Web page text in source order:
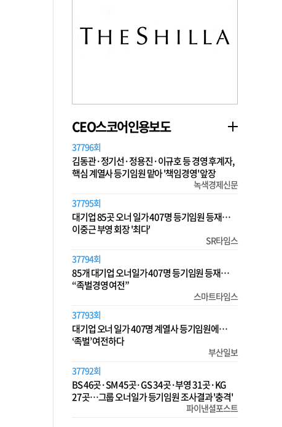
CEO스코어인용보도
37796회
김동관·정기선·정용진·이규호 등 경영 후계자,
핵심 계열사 등기임원 맡아 '책임경영' 앞장
녹색경제신문
37795회
대기업 85곳 오너 일가 407명 등기임원 등재…
이중근 부영 회장 '최다'
SR타임스
37794회
85개 대기업 오너일가 407명 등기임원 등재…
“족벌경영 여전”
스마트타임스
37793회
대기업 오너 일가 407명 계열사 등기임원에…
‘족벌’ 여전하다
부산일보
37792회
BS 46곳·SM 45곳·GS 34곳·부영 31곳·KG
27곳…그룹 오너일가 등기임원 조사결과 '충격'
파이낸셜포스트